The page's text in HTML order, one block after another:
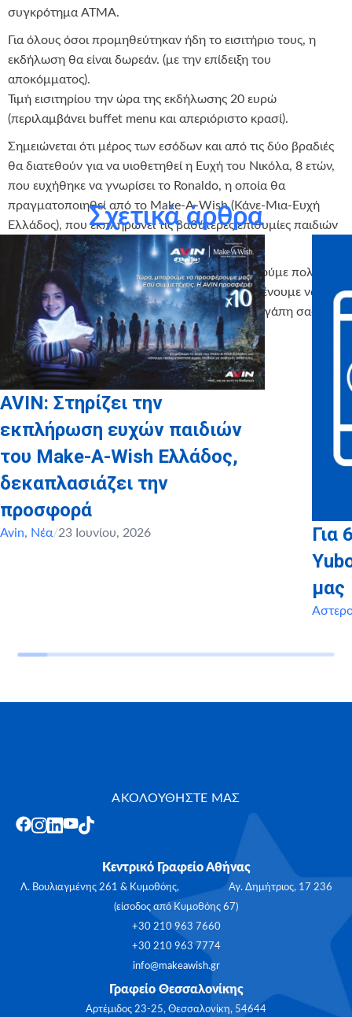
συγκρότημα ATMA.
Για όλους όσοι προμηθεύτηκαν ήδη το εισιτήριο τους, η
εκδήλωση θα είναι δωρεάν. (με την επίδειξη του
αποκόμματος).
Τιμή εισιτηρίου την ώρα της εκδήλωσης 20 ευρώ
(περιλαμβάνει buffet menu και απεριόριστο κρασί).
Σημειώνεται ότι μέρος των εσόδων και από τις δύο βραδιές
θα διατεθούν για να υιοθετηθεί η Ευχή του Νικόλα, 8 ετών,
που ευχήθηκε να γνωρίσει το Ronaldo, η οποία θα
πραγματοποιηθεί από το Make-A-Wish (Κάνε-Μια-Ευχή
Ελλάδος), που εκπληρώνει τις βαθύτερες επιθυμίες παιδιών
με απειλητικές για τη ζωή τους ασθένειες.
Με καλοκαιρινή πλέον διάθεση, σας ευχαριστούμε πολύ για
την κατανόηση και με αμείωτο κέφι σας περιμένουμε να
ζήσουμε την αξέχαστη βραδιά που με πολλή αγάπη σας
έχουμε ετοιμάσει!
Σχετικά άρθρα
AVIN: Στηρίζει την
εκπλήρωση ευχών παιδιών
του Make-A-Wish Ελλάδος,
δεκαπλασιάζει την
προσφορά
Avin, Νέα/23 Ιουνίου, 2026
Για
μας
ΑΚΟΛΟΥΘΗΣΤΕ ΜΑΣ
Κεντρικό Γραφείο Αθήνας
Λ. Βουλιαγμένης 261 & Κυμοθόης, Αγ. Δημήτριος, 17 236
(είσοδος από Κυμοθόης 67)
+30 210 963 7660
+30 210 963 7774
info@makeawish.gr
Γραφείο Θεσσαλονίκης
Αρτέμιδος 23-25, Θεσσαλονίκη, 54644